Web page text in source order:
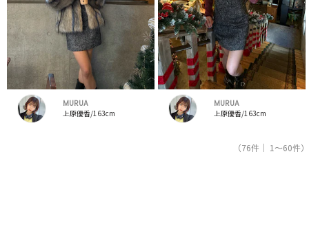
MURUA
上原優香/163cm
MURUA
上原優香/163cm
（76件｜ 1～60件）